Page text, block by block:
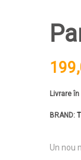
Livrare
BRAND:
Un nou